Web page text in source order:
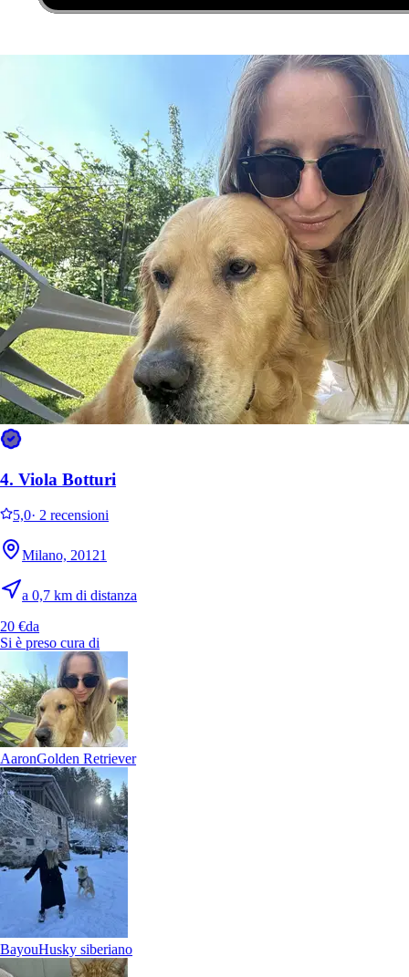
LéoDog
LipoGolden Retriever
Angie Dog
4. Viola Botturi
5,0· 2 recensioni
Milano, 20121
a 0,7 km di distanza
20 €da
Si è preso cura di
AaronGolden Retriever
BayouHusky siberiano